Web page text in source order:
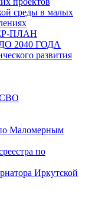
среды в малых
ПЛАН
2040 ГОДА
развития
СВО
Маломерным
по
Иркутской